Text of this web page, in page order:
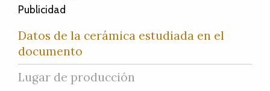
Publicidad
Datos de la cerámica estudiada en el
documento
Lugar de producción